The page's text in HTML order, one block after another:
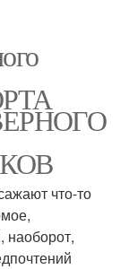
что-то
наоборот,